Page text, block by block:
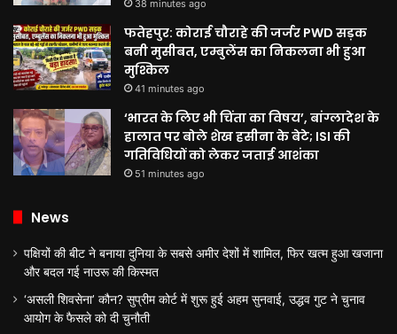
38 minutes ago
फतेहपुर: कोराई चौराहे की जर्जर PWD सड़क
बनी मुसीबत, एम्बुलेंस का निकलना भी हुआ
मुश्किल
41 minutes ago
‘भारत के लिए भी चिंता का विषय’, बांग्लादेश के
हालात पर बोले शेख हसीना के बेटे; ISI की
गतिविधियों को लेकर जताई आशंका
51 minutes ago
News
पक्षियों की बीट ने बनाया दुनिया के सबसे अमीर देशों में शामिल, फिर खत्म हुआ खजाना
और बदल गई नाउरू की किस्मत
‘असली शिवसेना’ कौन? सुप्रीम कोर्ट में शुरू हुई अहम सुनवाई, उद्धव गुट ने चुनाव
आयोग के फैसले को दी चुनौती